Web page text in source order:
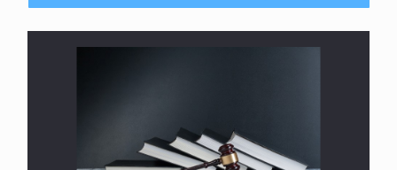
هل يُحسب حول الزكاة وفق السنة الميلادية أو الهجرية؟